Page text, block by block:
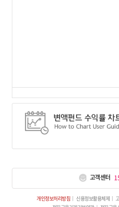
고객센터
개인정보처리방침 신용정보활용체제